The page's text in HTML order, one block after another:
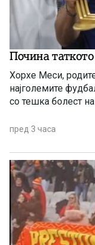
Почина
Хорхе Меси,
најголемите
со тешка болест
пред 3 часа